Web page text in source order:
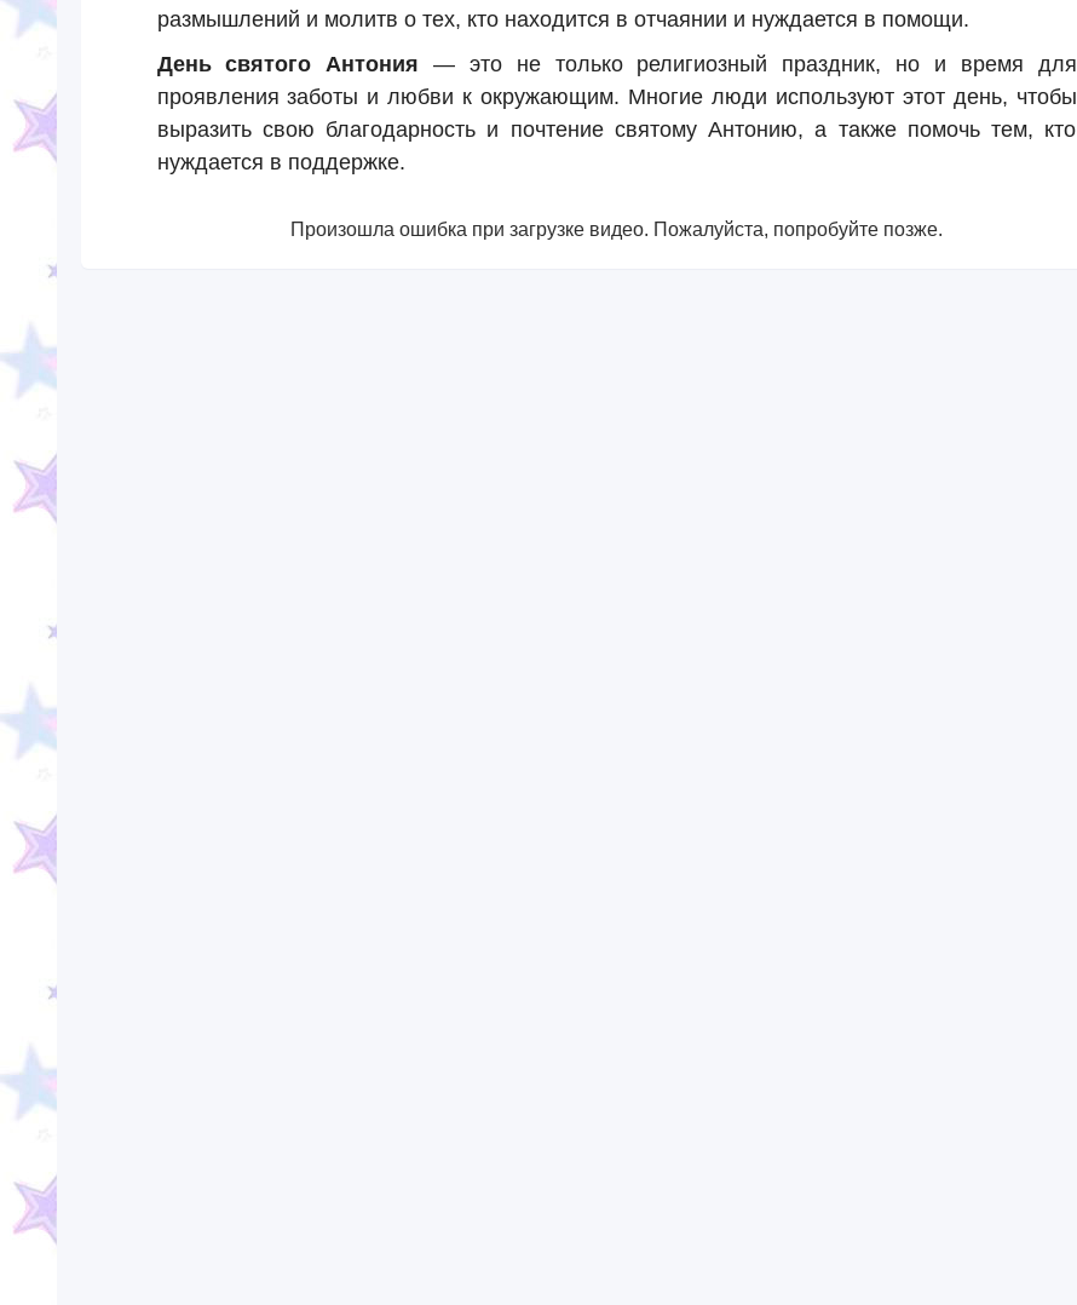
размышлений и молитв о тех, кто находится в отчаянии и нуждается в помощи.
День святого Антония — это не только религиозный праздник, но и время для
проявления заботы и любви к окружающим. Многие люди используют этот день, чтобы
выразить свою благодарность и почтение святому Антонию, а также помочь тем, кто
нуждается в поддержке.
Произошла ошибка при загрузке видео. Пожалуйста, попробуйте позже.